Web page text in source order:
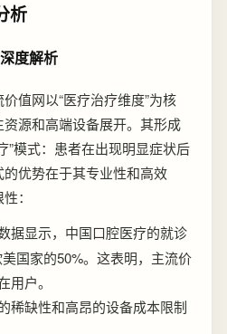
析
度解析
值网以“医疗治疗维度”为核
源和高端设备展开。其形成
”模式：患者在出现明显症状后
优势在于其专业性和高效
：
据显示，中国口腔医疗的就诊
国家的50%。这表明，主流价
用户。
稀缺性和高昂的设备成本限制